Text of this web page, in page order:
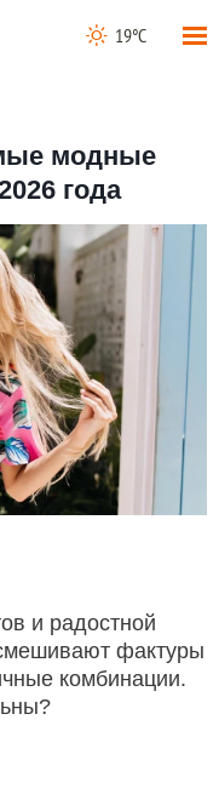
19°C
модные
года
и радостной
фактуры
комбинации.